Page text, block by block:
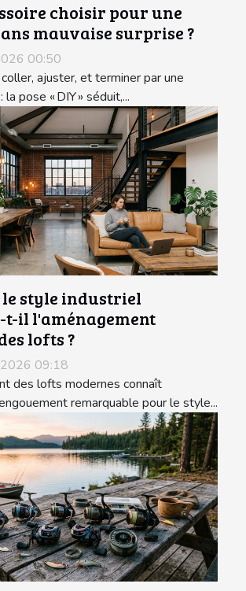
choisir pour une
mauvaise surprise ?
00:50
ajuster, et terminer par une
pose « DIY » séduit,...
le style industriel
il l'aménagement
lofts ?
09:18
des lofts modernes connaît
remarquable pour le style...